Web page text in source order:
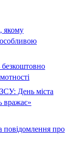
якому
День міста
вражає»
повідомлення про